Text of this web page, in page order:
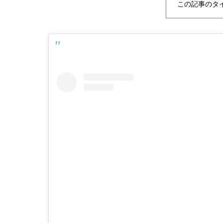
この記事のタ